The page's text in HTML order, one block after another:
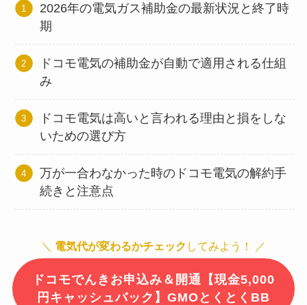
2026年の電気ガス補助金の最新状況と終了時
期
ドコモ電気の補助金が自動で適用される仕組
み
ドコモ電気は高いと言われる理由と損をしな
いための選び方
万が一合わなかった時のドコモ電気の解約手
続きと注意点
＼ 電気代が変わるかチェック してみよう！ ／
ドコモでんきお申込み＆開通【現金5,000
円キャッシュバック】GMOとくとくBB